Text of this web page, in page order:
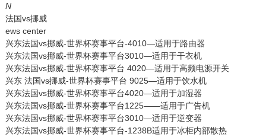
N
法国vs挪威
ews center
兴东法国vs挪威-世界杯赛事平台-4010—适用于路由器
兴东法国vs挪威-世界杯赛事平台3010—适用于干衣机
兴东法国vs挪威-世界杯赛事平台 4020—适用于高频电源开关
兴东 法国vs挪威-世界杯赛事平台 9025—适用于饮水机
兴东法国vs挪威-世界杯赛事平台4020—适用于加湿器
兴东法国vs挪威-世界杯赛事平台1225——适用于广告机
兴东法国vs挪威-世界杯赛事平台3010—适用于逆变器
兴东法国vs挪威-世界杯赛事平台-1238B适用于冰柜内部散热